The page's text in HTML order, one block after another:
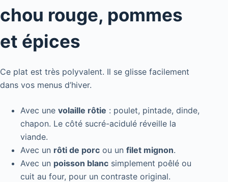
chou rouge, pommes
et épices
Ce plat est très polyvalent. Il se glisse facilement
dans vos menus d’hiver.
Avec une volaille rôtie : poulet, pintade, dinde,
chapon. Le côté sucré-acidulé réveille la
viande.
Avec un rôti de porc ou un filet mignon.
Avec un poisson blanc simplement poêlé ou
cuit au four, pour un contraste original.